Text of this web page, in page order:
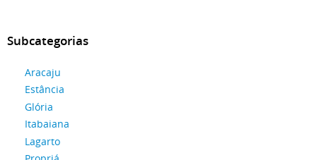
Subcategorias
Aracaju
Estância
Glória
Itabaiana
Lagarto